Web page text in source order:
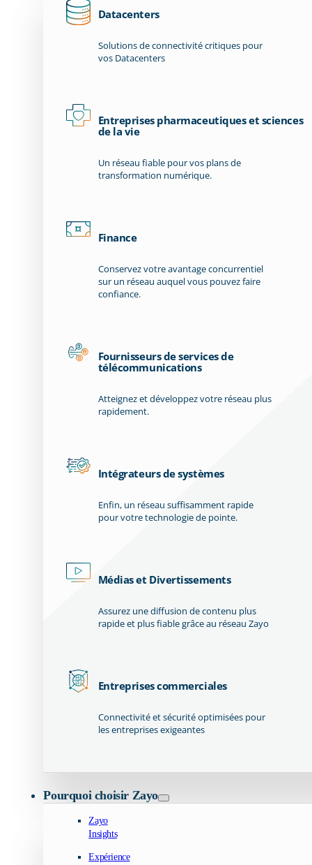
Datacenters
Solutions de connectivité critiques pour
vos Datacenters
Entreprises pharmaceutiques et sciences
de la vie
Un réseau fiable pour vos plans de
transformation numérique.
Finance
Conservez votre avantage concurrentiel
sur un réseau auquel vous pouvez faire
confiance.
Fournisseurs de services de
télécommunications
Atteignez et développez votre réseau plus
rapidement.
Intégrateurs de systèmes
Enfin, un réseau suffisamment rapide
pour votre technologie de pointe.
Médias et Divertissements
Assurez une diffusion de contenu plus
rapide et plus fiable grâce au réseau Zayo
Entreprises commerciales
Connectivité et sécurité optimisées pour
les entreprises exigeantes
Pourquoi choisir Zayo
Zayo
Insights
Expérience